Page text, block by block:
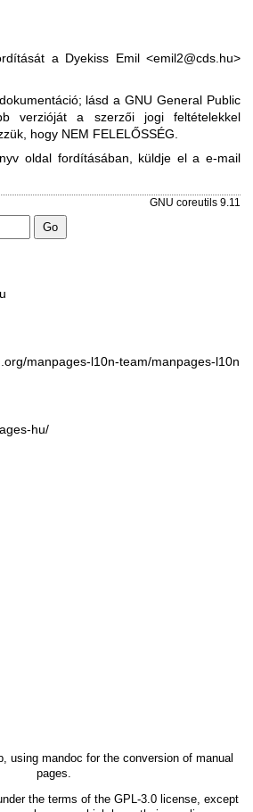
a Dyekiss Emil <emil2@cds.hu>
lásd aGNU General Public
verzióját a szerzői jogi feltételekkel
hogy NEM FELELŐSSÉG.
oldal fordításában, küldje el a e-mail
GNU coreutils 9.11
manpages-l10n-team/manpages-l10n
hu/
, using mandoc for the conversion of manual
pages.
the terms of the GPL-3.0license, except